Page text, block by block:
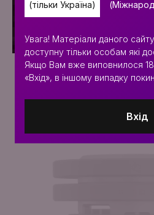
DEFENDER
(тільки Україна)
Увага! Матеріали даного
доступну тільки особам які
Якщо Вам вже виповнилося 18
«Вхід», в іншому випадку
Вхід